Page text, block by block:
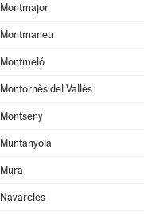
Montmajor
Montmaneu
Montmeló
Montornès del Vallès
Montseny
Muntanyola
Mura
Navarcles